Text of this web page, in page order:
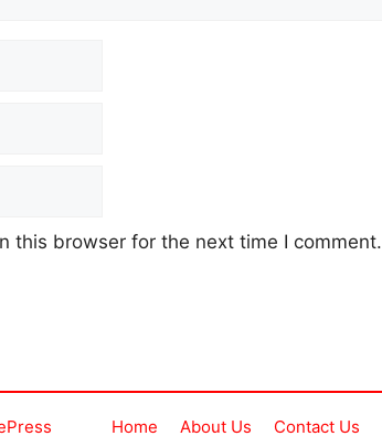
this browser for the next time I comment.
Home About Us Contact Us